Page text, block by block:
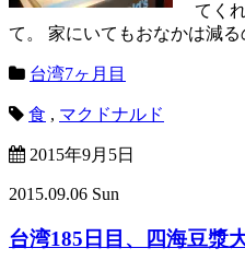
てく
て。 家にいてもおなかは減る
台湾7ヶ月目
食 , マクドナルド
2015年9月5日
2015.09.06 Sun
台湾185日目、四海豆漿